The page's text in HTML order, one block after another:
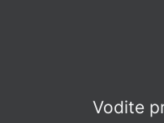
Vodite